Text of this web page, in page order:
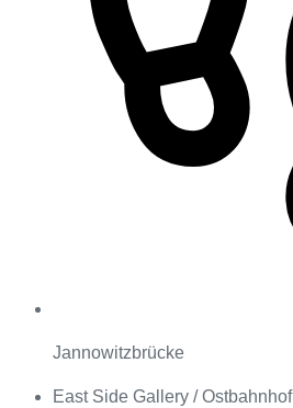
Jannowitzbrücke
East Side Gallery / Ostbahnhof